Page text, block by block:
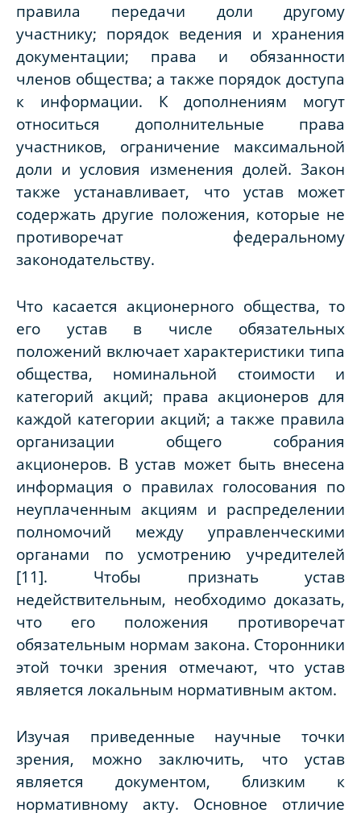
правила передачи доли другому
участнику; порядок ведения и хранения
документации; права и обязанности
членов общества; а также порядок доступа
к информации. К дополнениям могут
относиться дополнительные права
участников, ограничение максимальной
доли и условия изменения долей. Закон
также устанавливает, что устав может
содержать другие положения, которые не
противоречат федеральному
законодательству.
Что касается акционерного общества, то
его устав в числе обязательных
положений включает характеристики типа
общества, номинальной стоимости и
категорий акций; права акционеров для
каждой категории акций; а также правила
организации общего собрания
акционеров. В устав может быть внесена
информация о правилах голосования по
неуплаченным акциям и распределении
полномочий между управленческими
органами по усмотрению учредителей
[11]. Чтобы признать устав
недействительным, необходимо доказать,
что его положения противоречат
обязательным нормам закона. Сторонники
этой точки зрения отмечают, что устав
является локальным нормативным актом.
Изучая приведенные научные точки
зрения, можно заключить, что устав
является документом, близким к
нормативному акту. Основное отличие